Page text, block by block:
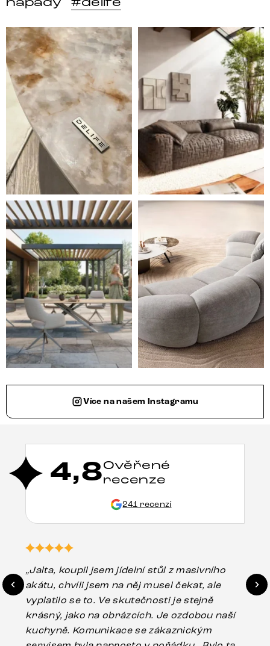
DELIFE – Nábytek, který promění dům v domov. Domo
Místo, kam se budeš těšit
Styl, odolnost a společné chvíle pod širým nebem.
Ne každá pohovka je jen
Více na našem Instagramu
4,8Ověřené
recenze
241 recenzí
„Jalta, koupil jsem jídelní stůl z masivního
akátu, chvíli jsem na něj musel čekat, ale
vyplatilo se to. Ve skutečnosti je stejně
krásný, jako na obrázcích. Je ozdobou naší
kuchyně. Komunikace se zákaznickým